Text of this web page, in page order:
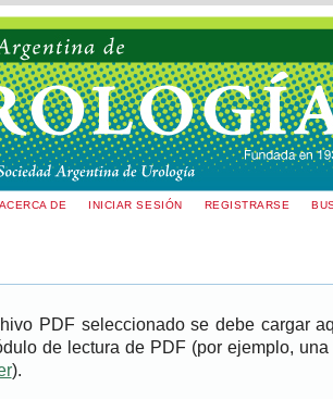
ACERCA DE INICIAR SESIÓN REGISTRARSE
PDF seleccionado se debe cargar
de lectura de PDF (por ejemplo,
).